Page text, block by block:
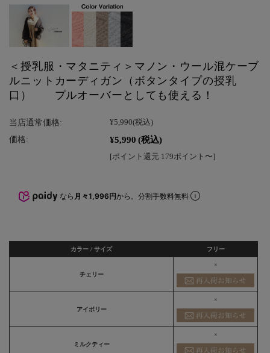
＜授乳服・マタニティ＞マノン・ウール混ケーブ
ルニットカーディガン（ボタンタイプの授乳
口） プルオーバーとしても使える！
当店通常価格: ¥5,990(税込)
価格: ¥5,990 (税込)
[ポイント還元 179ポイント〜]
なら 月々1,996円から。分割手数料無料
カラー / サイズ フリー
チェリー
×
アイボリー
×
ミルクティー
×